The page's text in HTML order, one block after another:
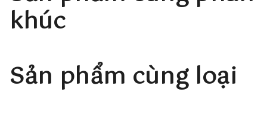
Mi Fan 5D độ cong D
7m-20mm có Mix
Mi Fan 5D độ cong U
khúc
Sản phẩm cùng loại